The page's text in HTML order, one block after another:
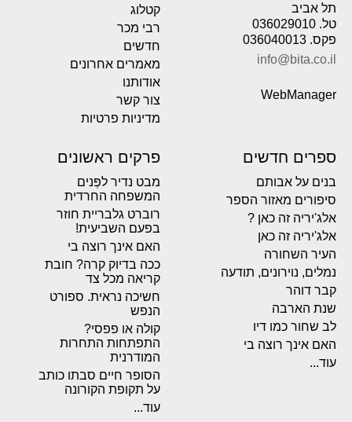
תל אביב
טל. 036029010
פקס. 036040013
info@bita.co.il
WebManager
קטלוג
רבי מכר
חדשים
מאמרים אחרונים
אודותנו
צור קשר
מדיניות פרטיות
ספרים חדשים
בנים על אבותם
סיפורים מאזור הספר
אלג'יריה זה כאן ?
אלג'יריה זה כאן
העיר השחורה
נמלים, נוירונים, תודעה
קבר דוהר
שנת הארבה
לב שחור כמו דיו
האם אינך רוצה בי
עוד...
פרקים ראשונים
מבט נדיר לפְּנים
המשפחה החרדית
רוברט גלבריית חוזר
בפעם השביעית!
האם אינך רוצה בי
ככה בדיוק קרה? חובת
קריאה מכל צד
חשיכה נראית. ספורט
הנפש
קולה או פפסי?
התפתחות התחרות
המודרנית
הסופר חיים סבתו כותב
על תקופת הקורונה
עוד...